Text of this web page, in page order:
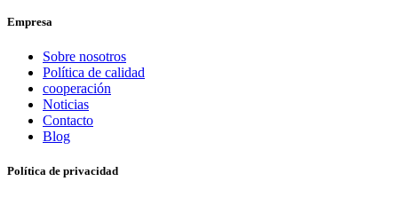
Empresa
Sobre nosotros
Política de calidad
cooperación
Noticias
Contacto
Blog
Política de privacidad